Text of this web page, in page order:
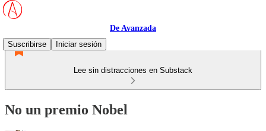
De Avanzada
Suscribirse
Iniciar sesión
Lee sin distracciones en Substack
No un premio Nobel